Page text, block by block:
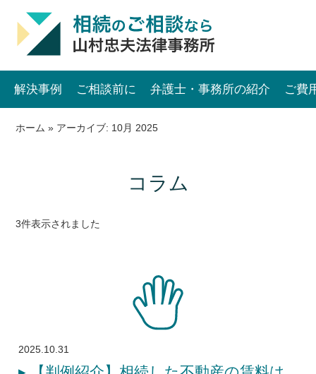
解決事例 ご相談前に 弁護士・事務所の紹介 ご費
ホーム » アーカイブ: 10月 2025
コラム
3件表示されました
2025.10.31